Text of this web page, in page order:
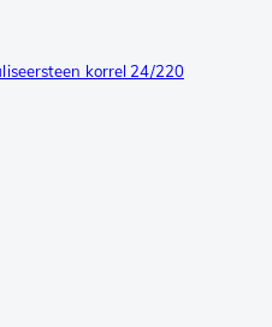
korrel 24/220